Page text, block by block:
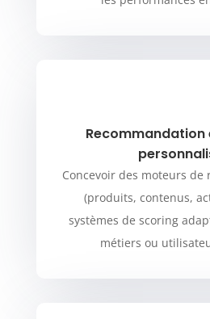
Concevoir des moteurs de
(produits, contenus,
systèmes de scoring
métiers ou